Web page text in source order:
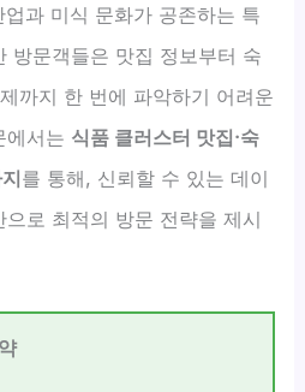
업과 미식 문화가 공존하는 특
방문객들은 맛집 정보부터 숙
까지 한 번에 파악하기 어려운
에서는 식품 클러스터 맛집·숙
를 통해, 신뢰할 수 있는 데이
로 최적의 방문 전략을 제시